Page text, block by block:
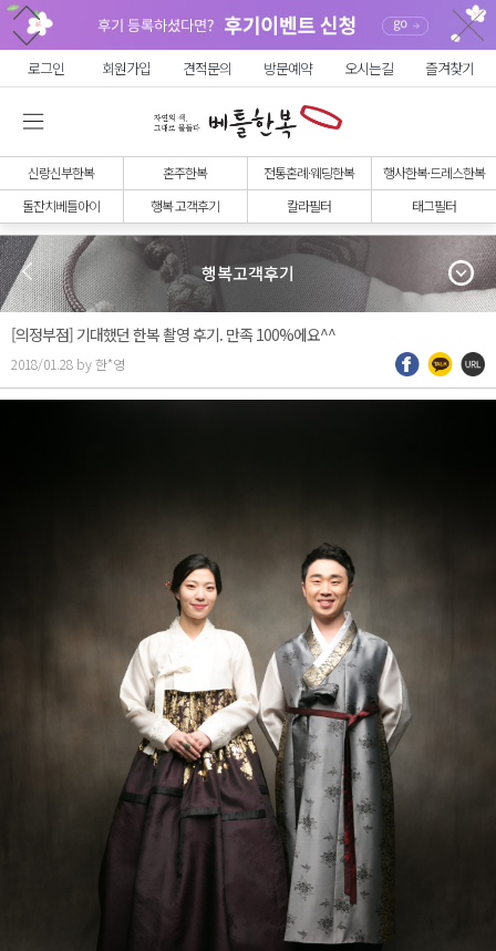
로그인 회원가입 견적문의 방문예약 오시는길 즐겨찾기
신랑신부한복 혼주한복 전통혼례·웨딩한복
행사한복·드레스한복
돌잔치베틀아이
행복 고객후기 칼라필터 태그필터
행복고객후기
[의정부점] 기대했던 한복 촬영 후기. 만족 100%에요^^
2018/01.28 by 한*영